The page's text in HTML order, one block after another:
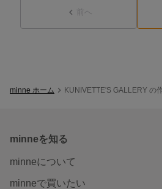
前へ
minne ホーム KUNIVETTE'S GALLERY の
minneを知る
minneについて
minneで買いたい